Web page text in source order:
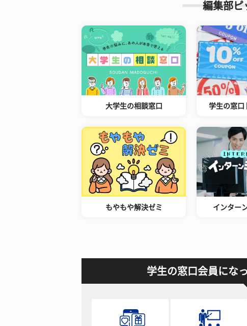
編集部ピ
大学生の相談窓口 学生の窓口
もやもや解決ゼミ インター
学生の窓口会員にな